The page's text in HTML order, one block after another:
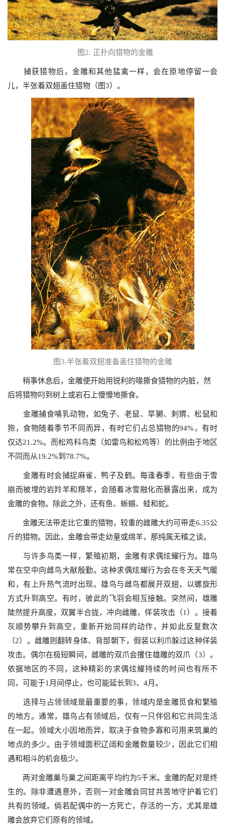
图 2. 正扑向猎物的金雕
捕获猎物后，金雕和其他猛禽一样，会在原地停留一会
儿，半张着双翅盖住猎物（图3）。
图3.半张着双翅准备盖住猎物的金雕
稍事休息后，金雕便开始用锐利的喙撕食猎物的内脏，然
后将猎物叼到树上或岩石上慢慢地撕食。
金雕捕食哺乳动物，如兔子、老鼠、旱獭、刺猬、松鼠和
狍，食物随着季节不同而异，有时它们占总猎物的94% ，有时
仅达21.2%。而松鸡科鸟类（如雷鸟和松鸡等）的比例由于地区
不同而从19.2%到 78.7%。
金雕有时会捕捉麻雀、鸭子及鹤。每逢春季，有些由于雪
崩而被埋的岩羚羊和羱羊，会随着冰雪融化而暴露出来，成为
金雕的食物。除此之外，还有鱼、蜥蜴、蛙和蛇。
金雕无法带走比它重的猎物，较重的雌雕大约可带走6.35公
斤的猎物。因此，金雕会带走幼童或绵羊，那纯属无稽之谈。
与许多鸟类一样，繁殖初期，金雕有求偶炫耀行为。雄鸟
常在空中向雌鸟大献殷勤。这种求偶炫耀行为会在冬天天气暖
和，有上升热气流时出现。雄鸟与雌鸟都展开双翅，以螺旋形
方式升到高空。有时，彼此的飞羽会相互接触。突然间，雄雕
陡然提升高度，双翼半合拢，冲向雌雕，佯装攻击（1 ）。接着
灰顺势攀升到高空，重新开始同样的动作，并如此反复数次
（2）。雌雕则翻转身体、背部朝下，假装以利爪躲过这种佯装
攻击。偶尔在极短瞬间，雌雕的双爪会攫住雄雕的双爪（3）。
依据地区的不同，这种精彩的求偶炫耀持续的时间也有所不
同，可能于1 月间停止，也可能延长到 3、 4月。
选择与占领领域是最重要的事，领域内是金雕觅食和繁殖
的地方。通常，雄鸟占有领域后，仅有一只伴侣和它共同生活
在一起。领域大小因地而异，取决于食物多寡和可用来筑巢的
地点的多少。由于领域面积辽阔和金雕数量较少，因此它们相
遇和相斗的机会极少。
两对金雕巢与巢之间距离平均约为5千米。金雕的配对是终
生的。除非遭遇意外，否则一对金雕会同甘共苦地守护着它们
共有的领域。倘若配偶中的一方死亡，存活的一方，尤其是雄
雕会放弃它们原有的领域。